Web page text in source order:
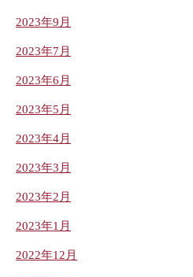
2023年9月
2023年7月
2023年6月
2023年5月
2023年4月
2023年3月
2023年2月
2023年1月
2022年12月